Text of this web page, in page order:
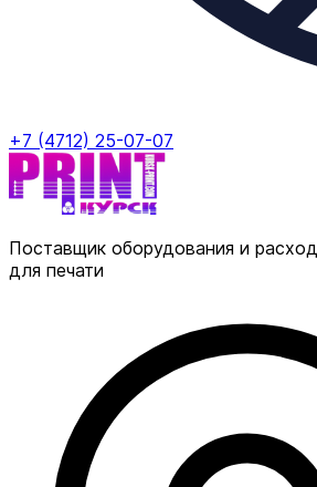
+7 (4712) 25-07-07
Поставщик оборудования и
для печати